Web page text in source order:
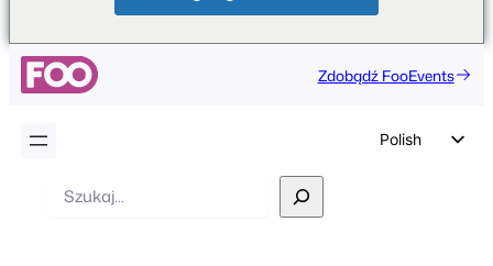
Zdobądź FooEvents
Polish
Wyszukiwanie